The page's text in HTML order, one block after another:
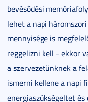
bevésődési
lehet a napi
mennyisége is
reggelizni kell - ekkor
a szervezetünknek a
ismerni kellene a napi
energiaszükségeltet és